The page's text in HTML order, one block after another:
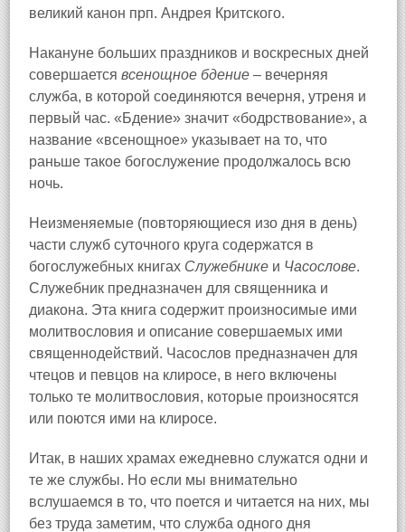
великий канон прп. Андрея Критского.
Накануне больших праздников и воскресных дней
совершается всенощное бдение – вечерняя
служба, в которой соединяются вечерня, утреня и
первый час. «Бдение» значит «бодрствование», а
название «всенощное» указывает на то, что
раньше такое богослужение продолжалось всю
ночь.
Неизменяемые (повторяющиеся изо дня в день)
части служб суточного круга содержатся в
богослужебных книгах Служебнике и Часослове.
Служебник предназначен для священника и
диакона. Эта книга содержит произносимые ими
молитвословия и описание совершаемых ими
священнодействий. Часослов предназначен для
чтецов и певцов на клиросе, в него включены
только те молитвословия, которые произносятся
или поются ими на клиросе.
Итак, в наших храмах ежедневно служатся одни и
те же службы. Но если мы внимательно
вслушаемся в то, что поется и читается на них, мы
без труда заметим, что служба одного дня